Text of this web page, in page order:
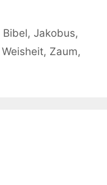
Bibel,Jakobus,
Weisheit, Zaum,